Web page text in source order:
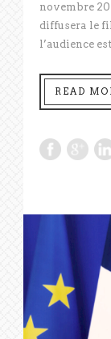
novembre
diffusera le
l’audience
READ